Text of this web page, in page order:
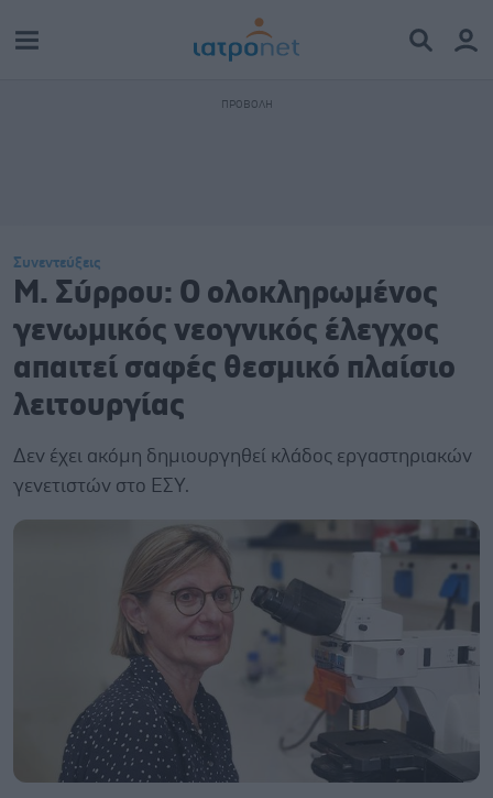
Συνεντεύξεις
Μ. Σύρρου: Ο ολοκληρωμένος
γενωμικός νεογνικός έλεγχος
απαιτεί σαφές θεσμικό πλαίσιο
λειτουργίας
Δεν έχει ακόμη δημιουργηθεί κλάδος εργαστηριακών
γενετιστών στο ΕΣΥ.